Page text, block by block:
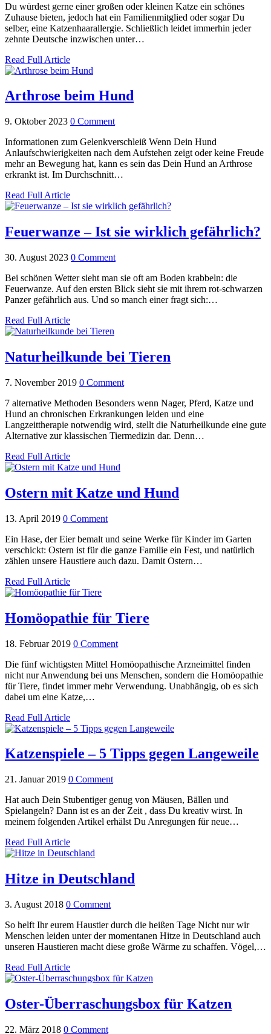
Du würdest gerne einer großen oder kleinen Katze ein schönes
Zuhause bieten, jedoch hat ein Familienmitglied oder sogar Du
selber, eine Katzenhaarallergie. Schließlich leidet immerhin jeder
zehnte Deutsche inzwischen unter…
Read Full Article
Arthrose beim Hund
9. Oktober 2023 0 Comment
Informationen zum Gelenkverschleiß Wenn Dein Hund
Anlaufschwierigkeiten nach dem Aufstehen zeigt oder keine Freude
mehr an Bewegung hat, kann es sein das Dein Hund an Arthrose
erkrankt ist. Im Durchschnitt…
Read Full Article
Feuerwanze – Ist sie wirklich gefährlich?
30. August 2023 0 Comment
Bei schönen Wetter sieht man sie oft am Boden krabbeln: die
Feuerwanze. Auf den ersten Blick sieht sie mit ihrem rot-schwarzen
Panzer gefährlich aus. Und so manch einer fragt sich:…
Read Full Article
Naturheilkunde bei Tieren
7. November 2019 0 Comment
7 alternative Methoden Besonders wenn Nager, Pferd, Katze und
Hund an chronischen Erkrankungen leiden und eine
Langzeittherapie notwendig wird, stellt die Naturheilkunde eine gute
Alternative zur klassischen Tiermedizin dar. Denn…
Read Full Article
Ostern mit Katze und Hund
13. April 2019 0 Comment
Ein Hase, der Eier bemalt und seine Werke für Kinder im Garten
verschickt: Ostern ist für die ganze Familie ein Fest, und natürlich
zählen unsere Haustiere auch dazu. Damit Ostern…
Read Full Article
Homöopathie für Tiere
18. Februar 2019 0 Comment
Die fünf wichtigsten Mittel Homöopathische Arzneimittel finden
nicht nur Anwendung bei uns Menschen, sondern die Homöopathie
für Tiere, findet immer mehr Verwendung. Unabhängig, ob es sich
dabei um eine Katze,…
Read Full Article
Katzenspiele – 5 Tipps gegen Langeweile
21. Januar 2019 0 Comment
Hat auch Dein Stubentiger genug von Mäusen, Bällen und
Spielangeln? Dann ist es an der Zeit , dass Du kreativ wirst. In
meinem folgenden Artikel erhälst Du Anregungen für neue…
Read Full Article
Hitze in Deutschland
3. August 2018 0 Comment
So helft Ihr eurem Haustier durch die heißen Tage Nicht nur wir
Menschen leiden unter der momentanen Hitze in Deutschland auch
unseren Haustieren macht diese große Wärme zu schaffen. Vögel,…
Read Full Article
Oster-Überraschungsbox für Katzen
22. März 2018 0 Comment